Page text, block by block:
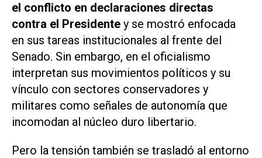
el conflicto en declaraciones directas
contra el Presidente y se mostró enfocada
en sus tareas institucionales al frente del
Senado. Sin embargo, en el oficialismo
interpretan sus movimientos políticos y su
vínculo con sectores conservadores y
militares como señales de autonomía que
incomodan al núcleo duro libertario.
Pero la tensión también se trasladó al entorno